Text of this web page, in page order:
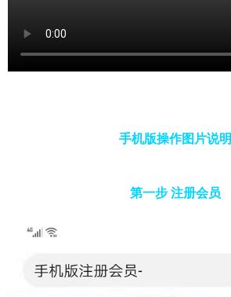
手机版操作图片说明
第一步 注册会员